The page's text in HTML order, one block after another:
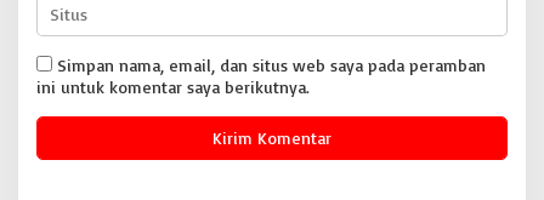
Simpan nama, email, dan situs web saya pada peramban
ini untuk komentar saya berikutnya.